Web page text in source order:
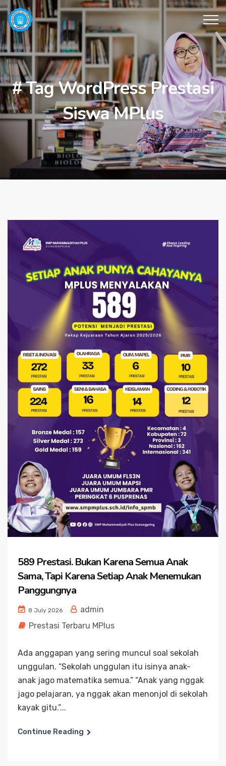
# Tag WordPress Prestasi
Siswa MPlus
589 Prestasi. Bukan Karena Semua Anak
Sama, Tapi Karena Setiap Anak Menemukan
Panggungnya
8 July 2026
admin
Prestasi Terbaru MPlus
Ada anggapan yang sering muncul soal sekolah
unggulan. “Sekolah unggulan itu isinya anak-
anak jago matematika semua.” “Anak yang nggak
jago pelajaran, ya nggak akan menonjol di sekolah
kayak gitu.”...
Continue Reading